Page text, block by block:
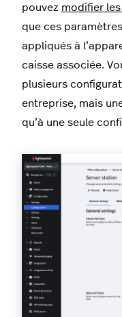
pouvez modifier
que ces
appliqués à
caisse associée.
plusieurs
entreprise, mais
qu’à une seule